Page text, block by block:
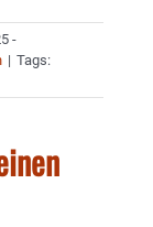
-
| Tags: